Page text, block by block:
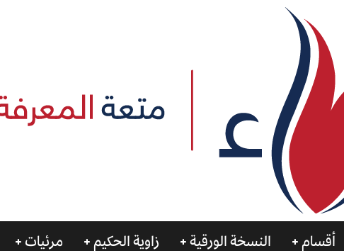
أقسام النسخة الورقية زاوية الحكيم مرئيات